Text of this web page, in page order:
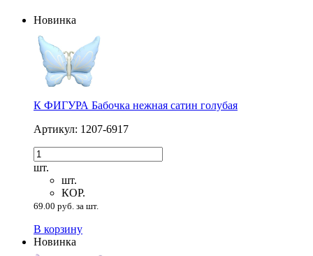
Новинка
К ФИГУРА Бабочка нежная сатин голубая
Артикул: 1207-6917
шт.
шт.
КОР.
69.00 руб. за шт.
В корзину
Новинка